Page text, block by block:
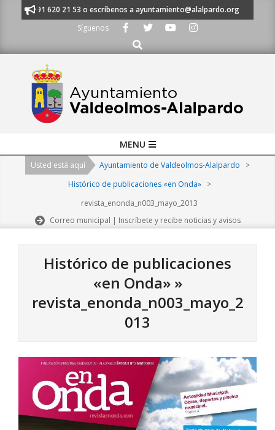
al 91 620 21 53 o escríbenos a ayuntamiento@alalpardo.org
Síguenos
Buscar
Navigation
MENU
Usted está aquí Ayuntamiento de Valdeolmos-Alalpardo
>
Histórico de publicaciones «en Onda»
>
revista_enonda_n003_mayo_2013
Correo municipal | Inscríbete y recibe noticias y avisos
Histórico de publicaciones
«en Onda» »
revista_enonda_n003_mayo_2
013